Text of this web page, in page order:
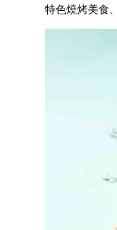
特色燒烤美食